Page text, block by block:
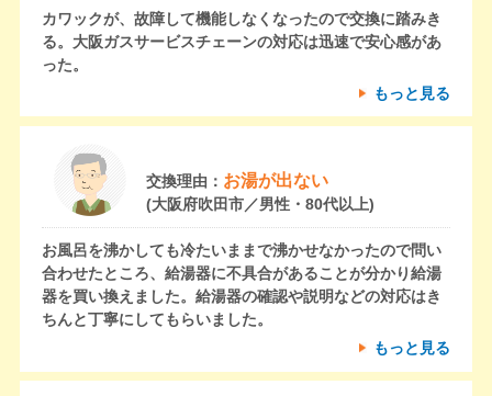
カワックが、故障して機能しなくなったので交換に踏みき
る。大阪ガスサービスチェーンの対応は迅速で安心感があ
った。
もっと見る
交換理由： お湯が出ない
(大阪府吹田市／男性・80代以上)
お風呂を沸かしても冷たいままで沸かせなかったので問い
合わせたところ、給湯器に不具合があることが分かり給湯
器を買い換えました。給湯器の確認や説明などの対応はき
ちんと丁寧にしてもらいました。
もっと見る